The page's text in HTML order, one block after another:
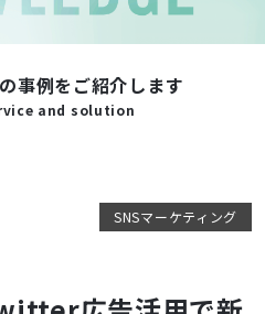
事例をご紹介します
and solution
SNSマーケティング